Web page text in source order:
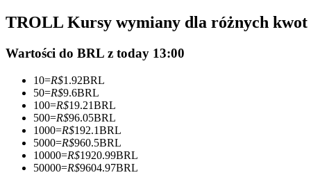
Kontrakty futures wykorzystujące USDC jako zabezpieczenie
Kopiowanie Transakcji
TROLL Kursy wymiany dla różnych kwot
Wartości do BRL z today 13:00
10=R$1.92BRL
50=R$9.6BRL
100=R$19.21BRL
500=R$96.05BRL
1000=R$192.1BRL
5000=R$960.5BRL
10000=R$1920.99BRL
50000=R$9604.97BRL